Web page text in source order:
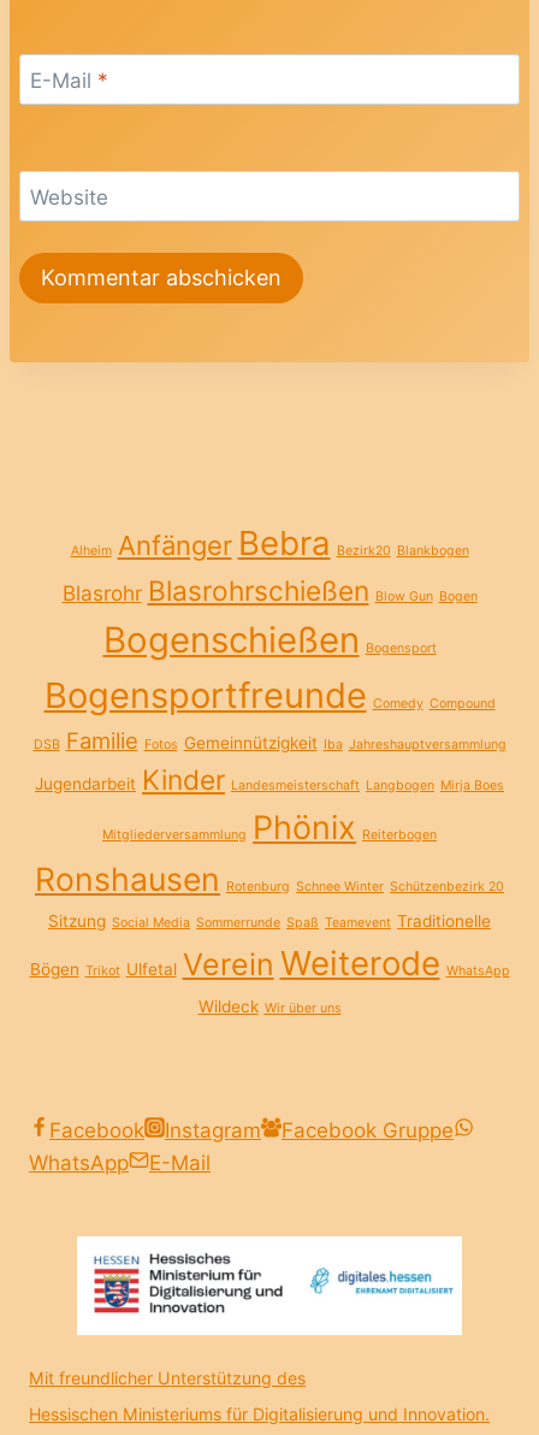
E-Mail *
Website
Alheim Anfänger Bebra Bezirk20 Blankbogen
Blasrohr Blasrohrschießen Blow Gun Bogen
Bogenschießen Bogensport
Bogensportfreunde Comedy Compound
DSB Familie Fotos Gemeinnützigkeit Iba Jahreshauptversammlung
Jugendarbeit Kinder Landesmeisterschaft Langbogen Mirja Boes
Mitgliederversammlung Phönix Reiterbogen
Ronshausen Rotenburg Schnee Winter Schützenbezirk 20
Sitzung Social Media Sommerrunde Spaß Teamevent Traditionelle
Bögen Trikot Ulfetal Verein Weiterode WhatsApp
Wildeck Wir über uns
Facebook Instagram
Facebook Gruppe
WhatsApp
E-Mail
Mit freundlicher Unterstützung des
Hessischen Ministeriums für Digitalisierung und Innovation.